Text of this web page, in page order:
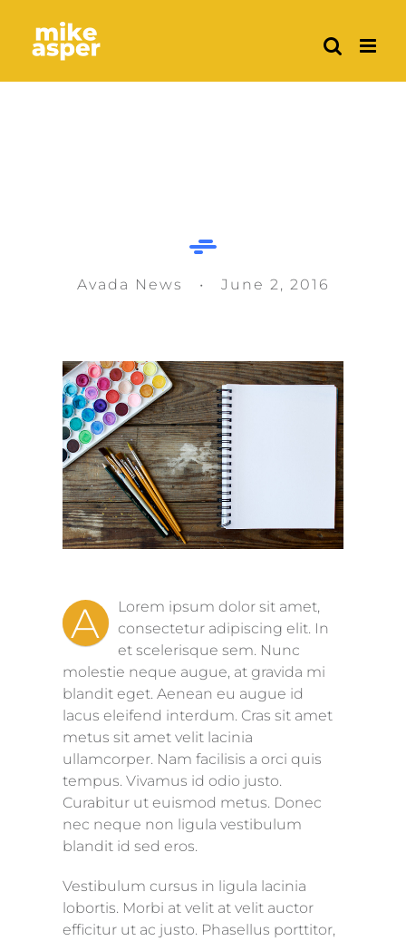
content
Avada News • June 2, 2016
A
Lorem ipsum dolor sit amet,
consectetur adipiscing elit. In
et scelerisque sem. Nunc
molestie neque augue, at gravida mi
blandit eget. Aenean eu augue id
lacus eleifend interdum. Cras sit amet
metus sit amet velit lacinia
ullamcorper. Nam facilisis a orci quis
tempus. Vivamus id odio justo.
Curabitur ut euismod metus. Donec
nec neque non ligula vestibulum
blandit id sed eros.
Vestibulum cursus in ligula lacinia
lobortis. Morbi at velit at velit auctor
efficitur ut ac justo. Phasellus porttitor,